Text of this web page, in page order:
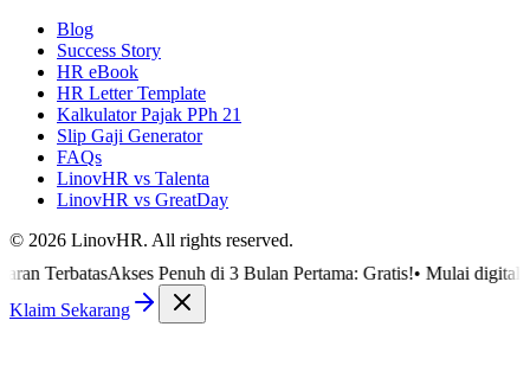
Blog
Success Story
HR eBook
HR Letter Template
Kalkulator Pajak PPh 21
Slip Gaji Generator
FAQs
LinovHR vs Talenta
LinovHR vs GreatDay
© 2026 LinovHR. All rights reserved.
Akses Penuh di 3 Bulan Pertama: Gratis!•Mulai digitalisasi
Klaim Sekarang